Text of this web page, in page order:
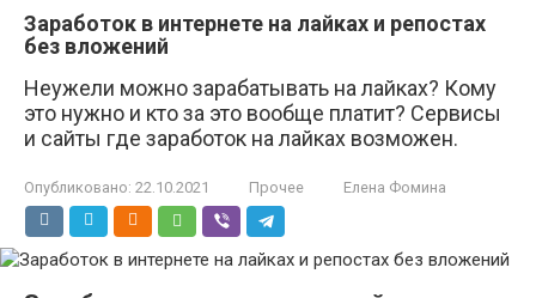
Заработок в интернете на лайках и репостах
без вложений
Неужели можно зарабатывать на лайках? Кому
это нужно и кто за это вообще платит? Сервисы
и сайты где заработок на лайках возможен.
Опубликовано: 22.10.2021 Прочее Елена Фомина